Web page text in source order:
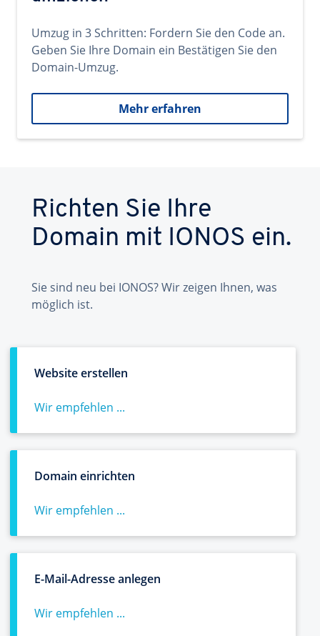
Umzug in 3 Schritten: Fordern Sie den Code an.
Geben Sie Ihre Domain ein Bestätigen Sie den
Domain-Umzug.
Mehr erfahren
Richten Sie Ihre
Domain mit IONOS ein.
Sie sind neu bei IONOS? Wir zeigen Ihnen, was
möglich ist.
Website erstellen
Wir empfehlen ...
Domain einrichten
Wir empfehlen ...
E-Mail-Adresse anlegen
Wir empfehlen ...